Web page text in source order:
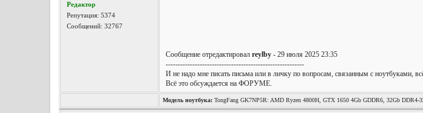
Редактор
Репутация: 5374
Сообщений: 32767
Сообщение отредактировал reylby- 29 июля 2025 23:35
---------------------------------------------------------
И не надо мне писать письма или в личку по вопросам, связанным с ноутбуками,
Всё это обсуждается на ФОРУМЕ.
Модель ноутбука:TongFang GK7NP5R: AMD Ryzen 4800H, GTX 1650 4Gb GDDR6, 32Gb
Wireless, Win10 x64, etc.